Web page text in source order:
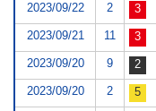
2023/09/22 2
2023/09/21 11
2023/09/20 9
2023/09/20 2